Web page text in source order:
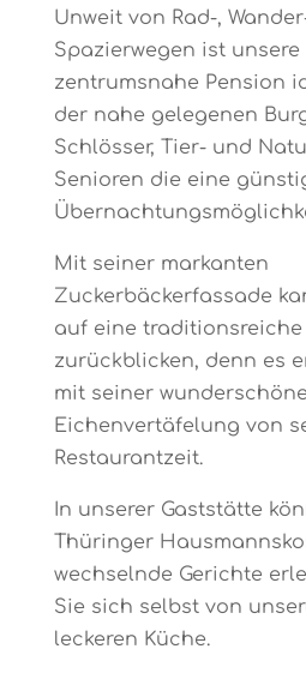
Unweit von Rad-,
Spazierwegen ist
zentrumsnahe Pension
der nahe gelegenen
Schlösser, Tier- und
Senioren die eine
Mit seiner markanten
Zuckerbäckerfassade
auf eine traditionsreiche
zurückblicken, denn es
mit seiner
Eichenvertäfelung von
Restaurantzeit.
In unserer Gaststätte
Thüringer
wechselnde Gerichte
Sie sich selbst von
leckeren Küche.